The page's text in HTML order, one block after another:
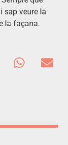
sap veure la
la façana.